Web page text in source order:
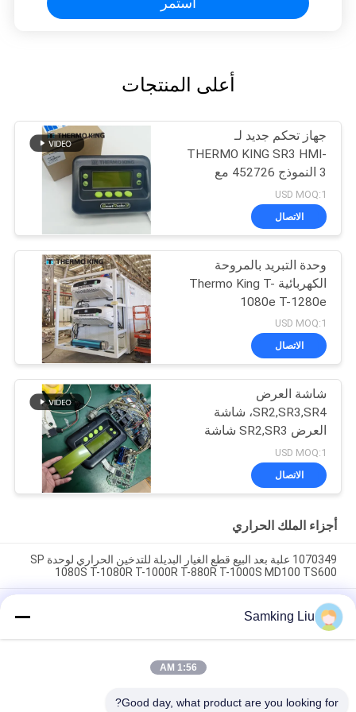
أعلى المنتجات
جهاز تحكم جديد لـ
THERMO KING SR3 HMI-
3 النموذج 452726 مع
SR4
USD MOQ:1
الاتصال
وحدة التبريد بالمروحة
الكهربائية Thermo King T-
1080e T-1280e
USD MOQ:1
الاتصال
شاشة العرض
SR2,SR3,SR4، شاشة
العرض SR2,SR3 شاشة
العرض CA-8452372
شاشة LCD من نوع العرض
الأخضر لـ THERMO KING
الغيار بعد البيع
USD MOQ:1
الاتصال
أجزاء الملك الحراري
1070349 علبة بعد البيع قطع الغيار البديلة للتدخين الحراري لوحدة SP
1080S T-1080R T-1000R T-880R T-1000S MD100 TS600
الوحدة T-1080S T-1080R T-1000R T-880R T-1000S MD100
TS600
Samking Liu
1:56 AM
Good day, what product are you looking for?